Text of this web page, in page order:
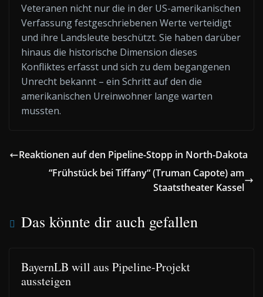
Veteranen nicht nur die in der US-amerikanischen
Verfassung festgeschriebenen Werte verteidigt
und ihre Landsleute beschützt. Sie haben darüber
hinaus die historische Dimension dieses
Konfliktes erfasst und sich zu dem begangenen
Unrecht bekannt – ein Schritt auf den die
amerikanischen Ureinwohner lange warten
mussten.
Reaktionen auf den Pipeline-Stopp in North-Dakota
“Frühstück bei Tiffany“ (Truman Capote) am
Staatstheater Kassel
Das könnte dir auch gefallen
BayernLB will aus Pipeline-Projekt
aussteigen